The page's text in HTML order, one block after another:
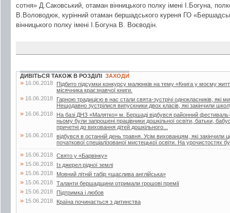
сотня» Д.Саковський, отаман вінницького полку імені І.Богуна,
В.Воловодюк, курінний отаман бершадського куреня ГО
вінницького полку імені І.Богуна В. Воєводін.
ДИВІТЬСЯ ТАКОЖ В РОЗДІЛІ ЗАХОДИ
» 16.06.2018
Підбито підсумки конкурсу малюнків на тему «Книга у моєму
місячника краєзнавчої книги.
» 16.06.2018
Гарною традицією в нас стали свята-зустрічі однокласників, які
Нещодавно зустрілися випускники двох класів, які закінчили
» 16.06.2018
На базі ДНЗ «Малятко» м. Бершаді відбувся районний
ньому були запрошені працівники дошкільної освіти, батьки,
причетні до виховання дітей дошкільного...
» 16.06.2018 відбувся в останній день травня. Усім вихованцям, які
початкової спеціалізованої мистецької освіти. На урочистостях
» 16.06.2018 Свято у «Барвінку»
» 15.06.2018 Із джерел рідної землі
» 15.06.2018 Мовний літній табір «щаслива англійська»
» 15.06.2018 Таланти бершадщини отримали грошові премії
» 15.06.2018 Підтримка і любов
» 15.06.2018 Країна починається з дитинства